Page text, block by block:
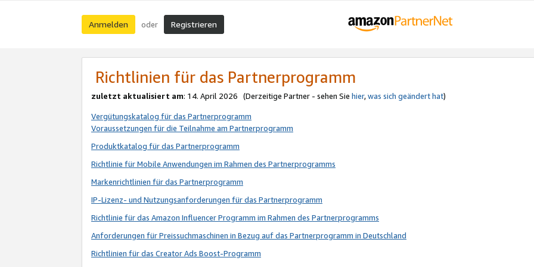
Anmelden oder Registrieren
Richtlinien für das Partnerprogramm
zuletzt aktualisiert am: 14. April 2026 (Derzeitige Partner - sehen Sie hier,was sich geändert hat)
Vergütungskatalog für das Partnerprogramm
Voraussetzungen für die Teilnahme am Partnerprogramm
Produktkatalog für das Partnerprogramm
Richtlinie für Mobile Anwendungen im Rahmen des Partnerprogramms
Markenrichtlinien für das Partnerprogramm
IP-Lizenz- und Nutzungsanforderungen für das Partnerprogramm
Richtlinie für das Amazon Influencer Programm im Rahmen des Partnerprogramms
Anforderungen für Preissuchmaschinen in Bezug auf das Partnerprogramm in Deutschland
Richtlinien für das Creator Ads Boost-Programm